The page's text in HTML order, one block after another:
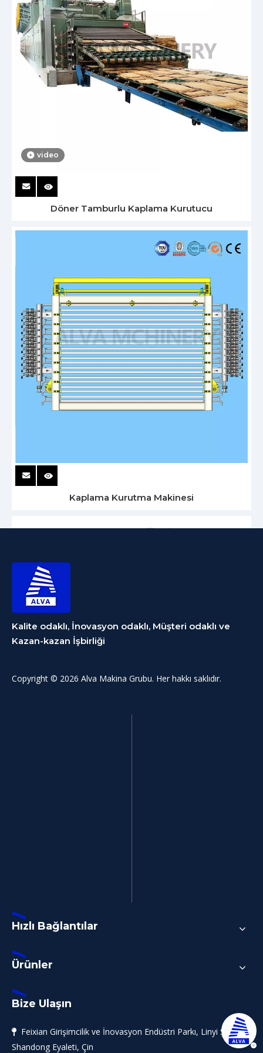
video
Döner Tamburlu Kaplama Kurutucu
Kaplama Kurutma Makinesi
Kalite odaklı, İnovasyon odaklı, Müşteri odaklı ve
Kazan-kazan İşbirliği
Copyright © 2026 Alva Makina Grubu. Her hakkı saklıdır.
Hızlı Bağlantılar
Ürünler
Bize Ulaşın

Feixian Girişimcilik ve İnovasyon Endüstri Parkı, Linyi Şehri,
Shandong Eyaleti, Çin